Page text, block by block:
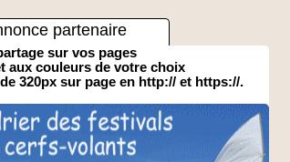
partenaire
sur vos pages
aux couleurs de votre choix
320px sur page en http:// et https://.